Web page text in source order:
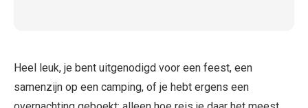
Heel leuk, je bent uitgenodigd voor een feest, een
samenzijn op een camping, of je hebt ergens een